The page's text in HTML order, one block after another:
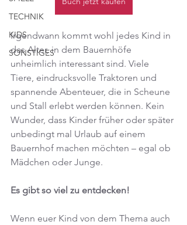
TECHNIK
KIDS
SONSTIGES
Irgendwann kommt wohl jedes Kind in
das Alter, in dem Bauernhöfe
unheimlich interessant sind. Viele
Tiere, eindrucksvolle Traktoren und
spannende Abenteuer, die in Scheune
und Stall erlebt werden können. Kein
Wunder, dass Kinder früher oder später
unbedingt mal Urlaub auf einem
Bauernhof machen möchten – egal ob
Mädchen oder Junge.
Es gibt so viel zu entdecken!
Wenn euer Kind von dem Thema auch